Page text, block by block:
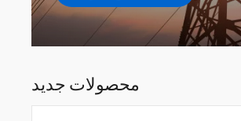
محصولات جدید